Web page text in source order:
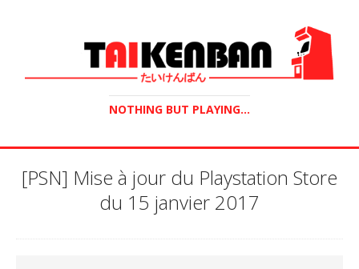
NOTHING BUT PLAYING...
[PSN] Mise à jour du Playstation Store
du 15 janvier 2017